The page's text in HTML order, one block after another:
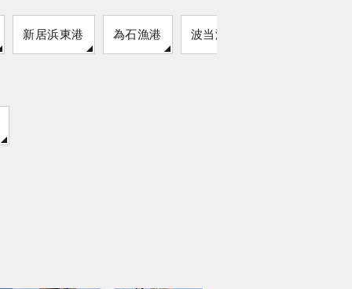
新居浜東港 為石漁港 波当津漁港